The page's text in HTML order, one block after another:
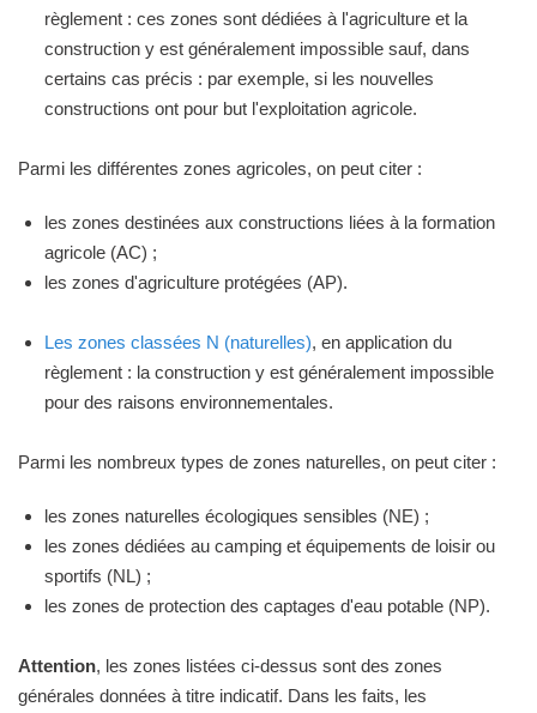
règlement : ces zones sont dédiées à l'agriculture et la
construction y est généralement impossible sauf, dans
certains cas précis : par exemple, si les nouvelles
constructions ont pour but l'exploitation agricole.
Parmi les différentes zones agricoles, on peut citer :
les zones destinées aux constructions liées à la formation
agricole (AC) ;
les zones d'agriculture protégées (AP).
Les zones classées N (naturelles), en application du
règlement : la construction y est généralement impossible
pour des raisons environnementales.
Parmi les nombreux types de zones naturelles, on peut citer :
les zones naturelles écologiques sensibles (NE) ;
les zones dédiées au camping et équipements de loisir ou
sportifs (NL) ;
les zones de protection des captages d'eau potable (NP).
Attention, les zones listées ci-dessus sont des zones
générales données à titre indicatif. Dans les faits, les